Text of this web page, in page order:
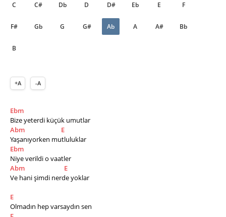
C C# Db D D# Eb E F
F# Gb G G# Ab A A# Bb
B
+A -A
Ebm
Bize yeterdi küçük umutlar
Abm
E
Yaşanıyorken mutluluklar
Ebm
Niye verildi o vaatler
Abm
E
Ve hani şimdi nerde yoklar
E
Olmadın hep varsaydın sen